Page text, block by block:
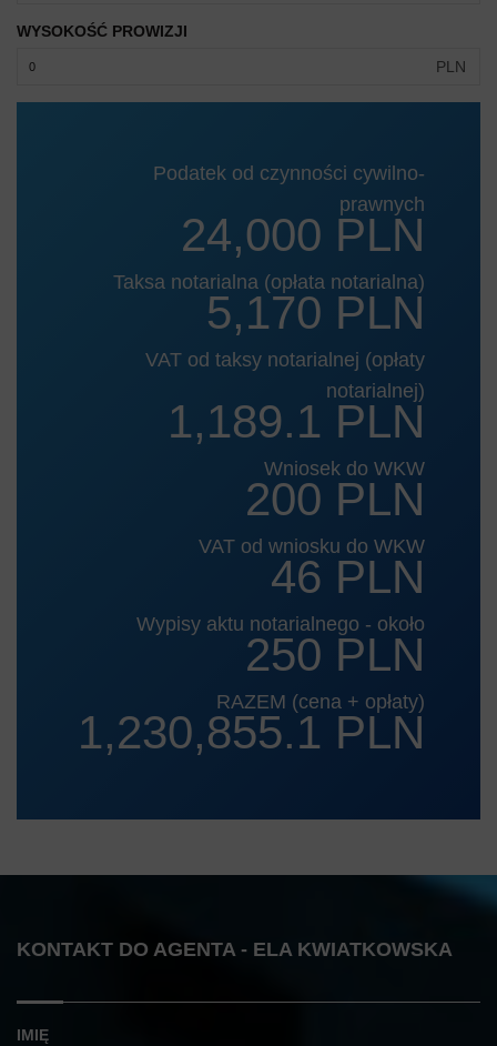
WYSOKOŚĆ PROWIZJI
PLN
Podatek od czynności cywilno-
prawnych
24,000 PLN
Taksa notarialna (opłata notarialna)
5,170 PLN
VAT od taksy notarialnej (opłaty
notarialnej)
1,189.1 PLN
Wniosek do WKW
200 PLN
VAT od wniosku do WKW
46 PLN
Wypisy aktu notarialnego - około
250 PLN
RAZEM (cena + opłaty)
1,230,855.1 PLN
KONTAKT DO AGENTA - ELA KWIATKOWSKA
IMIĘ